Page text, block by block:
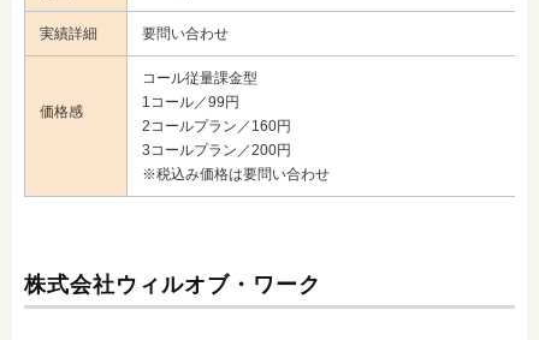
実績詳細 要問い合わせ
価格感
コール従量課金型
1コール／99円
2コールプラン／160円
3コールプラン／200円
※税込み価格は要問い合わせ
株式会社ウィルオブ・ワーク